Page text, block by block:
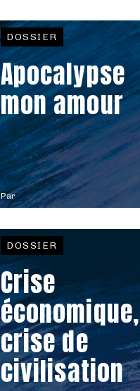
Par
DOSSIER
Apocalypse
mon amour
DOSSIER
Crise
économique,
crise de
civilisation